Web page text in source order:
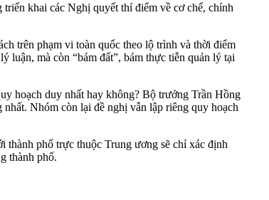
khai các Nghị quyết thí điểm về cơ chế, chính
trên phạm vi toàn quốc theo lộ trình và thời điểm
luận, mà còn “bám đất”, bám thực tiễn quản lý tại
hoạch duy nhất hay không? Bộ trưởng Trần Hồng
Nhóm còn lại đề nghị vẫn lập riêng quy hoạch
phố trực thuộc Trung ương sẽ chỉ xác định
thành phố.